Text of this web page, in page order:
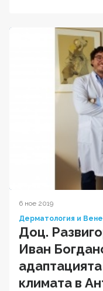
6 ное 2019
Дерматология и
Доц.
Иван
климата в